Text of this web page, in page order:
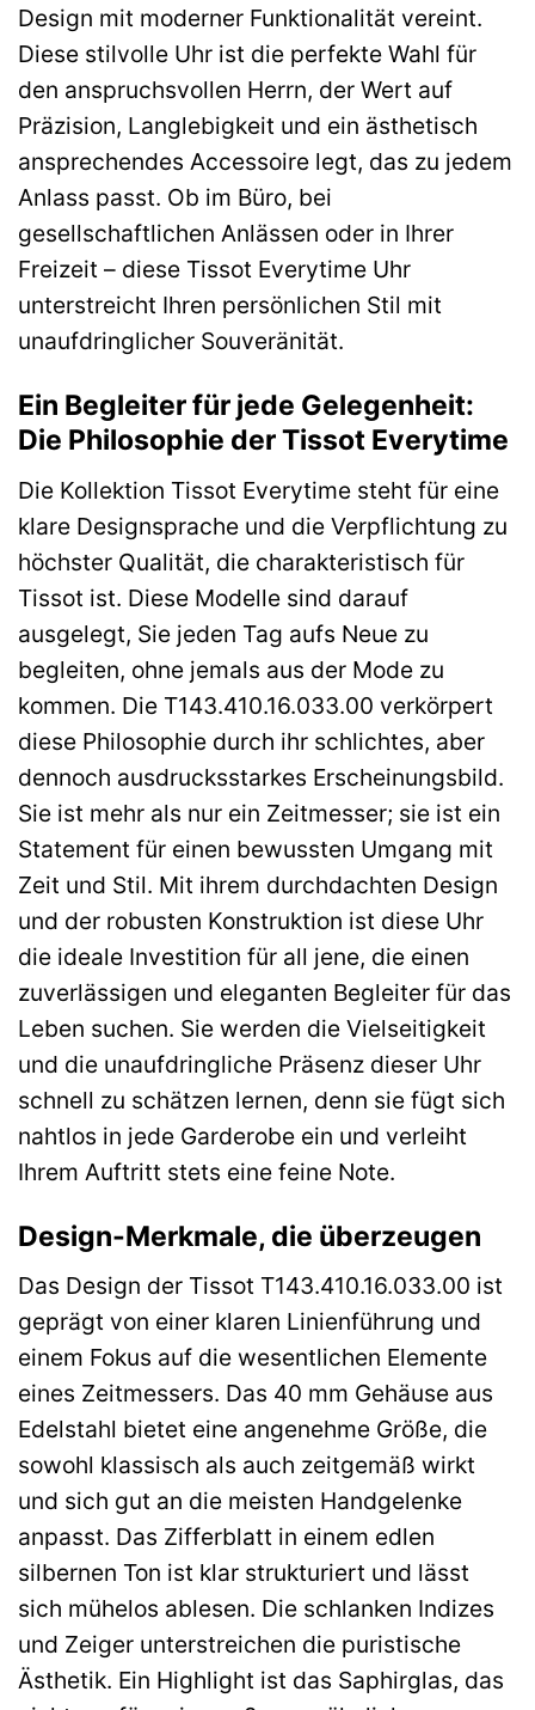
Design mit moderner Funktionalität vereint.
Diese stilvolle Uhr ist die perfekte Wahl für
den anspruchsvollen Herrn, der Wert auf
Präzision, Langlebigkeit und ein ästhetisch
ansprechendes Accessoire legt, das zu jedem
Anlass passt. Ob im Büro, bei
gesellschaftlichen Anlässen oder in Ihrer
Freizeit – diese Tissot Everytime Uhr
unterstreicht Ihren persönlichen Stil mit
unaufdringlicher Souveränität.
Ein Begleiter für jede Gelegenheit:
Die Philosophie der Tissot Everytime
Die Kollektion Tissot Everytime steht für eine
klare Designsprache und die Verpflichtung zu
höchster Qualität, die charakteristisch für
Tissot ist. Diese Modelle sind darauf
ausgelegt, Sie jeden Tag aufs Neue zu
begleiten, ohne jemals aus der Mode zu
kommen. Die T143.410.16.033.00 verkörpert
diese Philosophie durch ihr schlichtes, aber
dennoch ausdrucksstarkes Erscheinungsbild.
Sie ist mehr als nur ein Zeitmesser; sie ist ein
Statement für einen bewussten Umgang mit
Zeit und Stil. Mit ihrem durchdachten Design
und der robusten Konstruktion ist diese Uhr
die ideale Investition für all jene, die einen
zuverlässigen und eleganten Begleiter für das
Leben suchen. Sie werden die Vielseitigkeit
und die unaufdringliche Präsenz dieser Uhr
schnell zu schätzen lernen, denn sie fügt sich
nahtlos in jede Garderobe ein und verleiht
Ihrem Auftritt stets eine feine Note.
Design-Merkmale, die überzeugen
Das Design der Tissot T143.410.16.033.00 ist
geprägt von einer klaren Linienführung und
einem Fokus auf die wesentlichen Elemente
eines Zeitmessers. Das 40 mm Gehäuse aus
Edelstahl bietet eine angenehme Größe, die
sowohl klassisch als auch zeitgemäß wirkt
und sich gut an die meisten Handgelenke
anpasst. Das Zifferblatt in einem edlen
silbernen Ton ist klar strukturiert und lässt
sich mühelos ablesen. Die schlanken Indizes
und Zeiger unterstreichen die puristische
Ästhetik. Ein Highlight ist das Saphirglas, das